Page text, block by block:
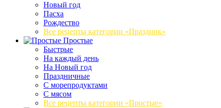
Новый год
Пасха
Рождество
Все рецепты категории «Праздник»
Простые
Быстрые
На каждый день
На Новый год
Праздничные
С морепродуктами
С мясом
Все рецепты категории «Простые»